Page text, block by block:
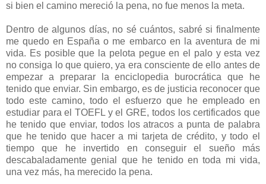
si bien el camino mereció la pena, no fue menos la meta.
Dentro de algunos días, no sé cuántos, sabré si finalmente
me quedo en España o me embarco en la aventura de mi
vida. Es posible que la pelota pegue en el palo y esta vez
no consiga lo que quiero, ya era consciente de ello antes de
empezar a preparar la enciclopedia burocrática que he
tenido que enviar. Sin embargo, es de justicia reconocer que
todo este camino, todo el esfuerzo que he empleado en
estudiar para el TOEFL y el GRE, todos los certificados que
he tenido que enviar, todos los atracos a punta de palabra
que he tenido que hacer a mi tarjeta de crédito, y todo el
tiempo que he invertido en conseguir el sueño más
descabaladamente genial que he tenido en toda mi vida,
una vez más, ha merecido la pena.